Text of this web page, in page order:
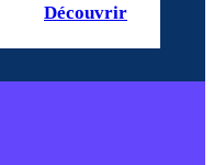
Découvrir